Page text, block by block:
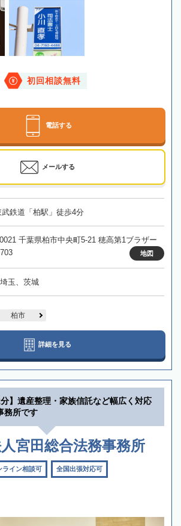
初回相談無料
電話する
メールする
鉄道「柏駅」徒歩4分
千葉県柏市中央町5-21 穂高第1ブラザー
地図
玉、茨城
柏市
詳細を見る
分】遺産整理・家族信託など幅広く対応
務所です
宮田総合法務事務所
ライン相談可 全国出張対応可